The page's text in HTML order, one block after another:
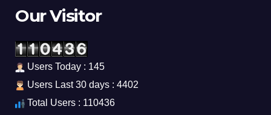
Our Visitor
Users Today : 145
Users Last 30 days : 4402
Total Users : 110436